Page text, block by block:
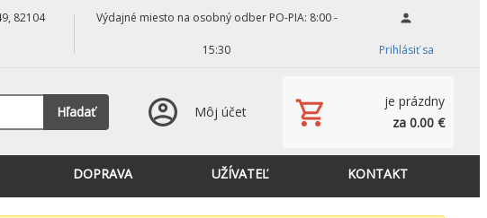
82104 Výdajné miesto na osobný odber PO-PIA: 8:00 -
15:30 Prihlásiť sa
Hľadať Môj účet
je prázdny
za 0.00 €
DOPRAVA UŽÍVATEĽ KONTAKT